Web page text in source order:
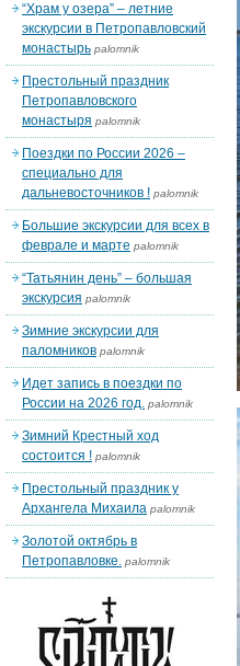
“Храм у озера” – летние
экскурсии в Петропавловский
монастырь palomnik
Престольный праздник
Петропавловского
монастыря palomnik
Поездки по России 2026 –
специально для
дальневосточников ! palomnik
Большие экскурсии для всех в
феврале и марте palomnik
“Татьянин день” – большая
экскурсия palomnik
Зимние экскурсии для
паломников palomnik
Идет запись в поездки по
России на 2026 год. palomnik
Зимний Крестный ход
состоится ! palomnik
Престольный праздник у
Архангела Михаила palomnik
Золотой октябрь в
Петропавловке. palomnik